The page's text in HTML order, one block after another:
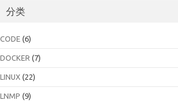
分类
CODE (6)
DOCKER (7)
LINUX (22)
LNMP (9)